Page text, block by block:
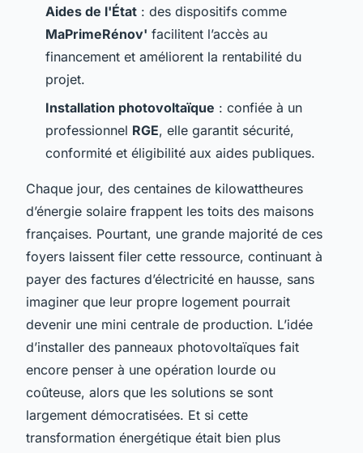
Aides de l'État : des dispositifs comme
MaPrimeRénov' facilitent l’accès au
financement et améliorent la rentabilité du
projet.
Installation photovoltaïque : confiée à un
professionnel RGE, elle garantit sécurité,
conformité et éligibilité aux aides publiques.
Chaque jour, des centaines de kilowattheures
d’énergie solaire frappent les toits des maisons
françaises. Pourtant, une grande majorité de ces
foyers laissent filer cette ressource, continuant à
payer des factures d’électricité en hausse, sans
imaginer que leur propre logement pourrait
devenir une mini centrale de production. L’idée
d’installer des panneaux photovoltaïques fait
encore penser à une opération lourde ou
coûteuse, alors que les solutions se sont
largement démocratisées. Et si cette
transformation énergétique était bien plus